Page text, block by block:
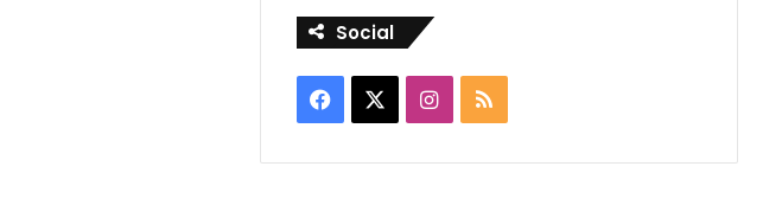
Social
Facebook Instagram
RSS